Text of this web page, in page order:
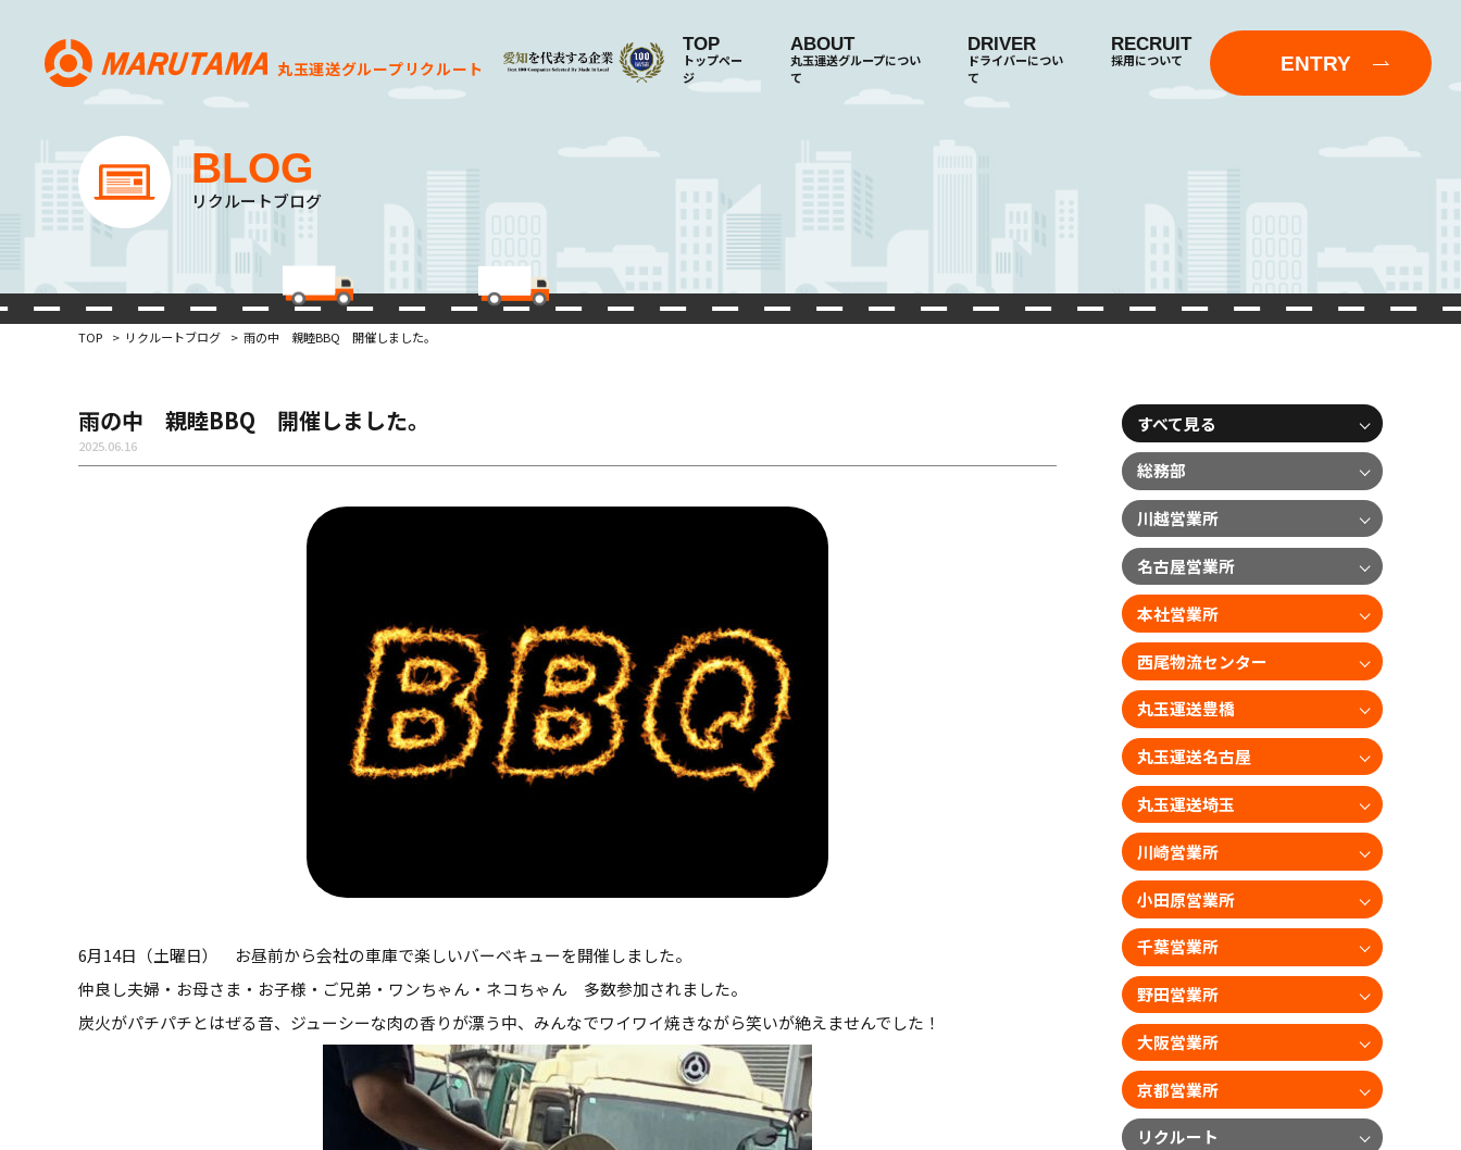
丸玉運送グループ リクルート
TOP
トップペー
ジ
ABOUT
丸玉運送グループについ
て
DRIVER
ドライバーについ
て
RECRUIT
採用について ENTRY
BLOG
リクルートブログ
TOP リクルートブログ 雨の中 親睦BBQ 開催しました。
雨の中 親睦BBQ 開催しました。
2025.06.16
6月14日（土曜日） お昼前から会社の車庫で楽しいバーベキューを開催しました。
仲良し夫婦・お母さま・お子様・ご兄弟・ワンちゃん・ネコちゃん 多数参加されました。
炭火がパチパチとはぜる音、ジューシーな肉の香りが漂う中、みんなでワイワイ焼きながら笑いが絶えませんでした！
すべて見る
総務部
川越営業所
名古屋営業所
本社営業所
西尾物流センター
丸玉運送豊橋
丸玉運送名古屋
丸玉運送埼玉
川崎営業所
小田原営業所
千葉営業所
野田営業所
大阪営業所
京都営業所
リクルート